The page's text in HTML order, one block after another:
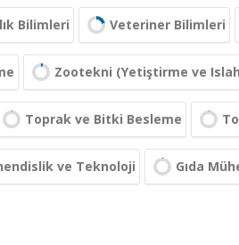
Bilimleri Veteriner Bilimleri
Zootekni (Yetiştirme ve
Toprak ve Bitki Besleme
ve Teknoloji Gıda